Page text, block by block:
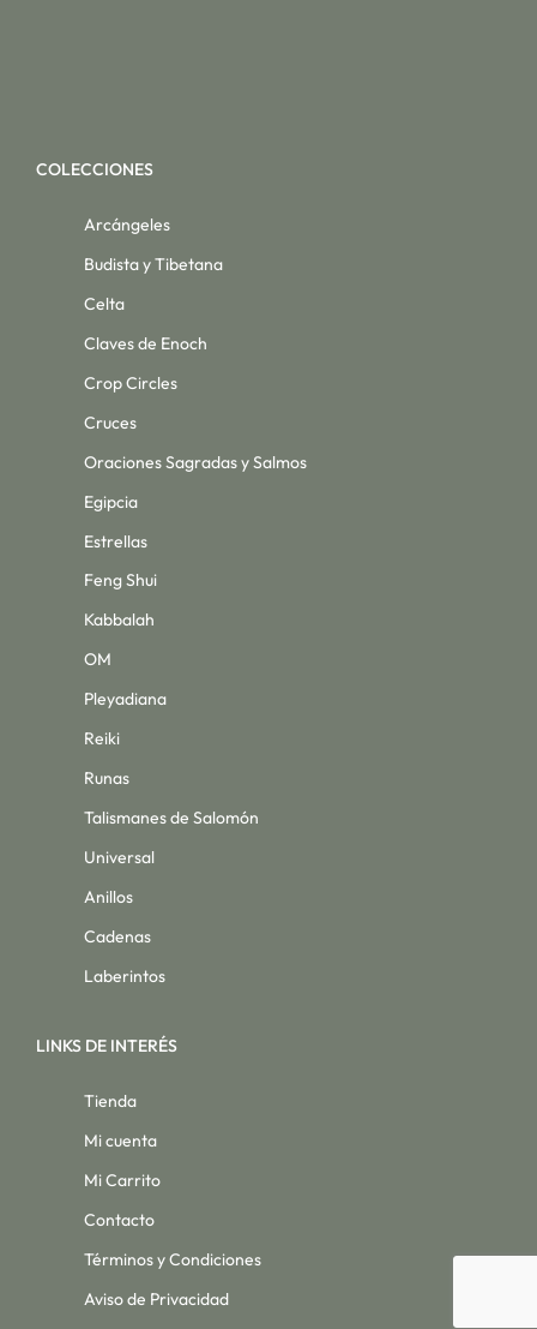
COLECCIONES
Arcángeles
Budista y Tibetana
Celta
Claves de Enoch
Crop Circles
Cruces
Oraciones Sagradas y Salmos
Egipcia
Estrellas
Feng Shui
Kabbalah
OM
Pleyadiana
Reiki
Runas
Talismanes de Salomón
Universal
Anillos
Cadenas
Laberintos
LINKS DE INTERÉS
Tienda
Mi cuenta
Mi Carrito
Contacto
Términos y Condiciones
Aviso de Privacidad